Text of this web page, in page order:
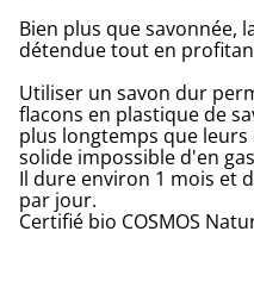
Bien plus que savonnée,
détendue tout en
Utiliser un savon dur
flacons en plastique de
plus longtemps que
solide impossible d'en
Il dure environ 1 mois et
par jour.
Certifié bio COSMOS